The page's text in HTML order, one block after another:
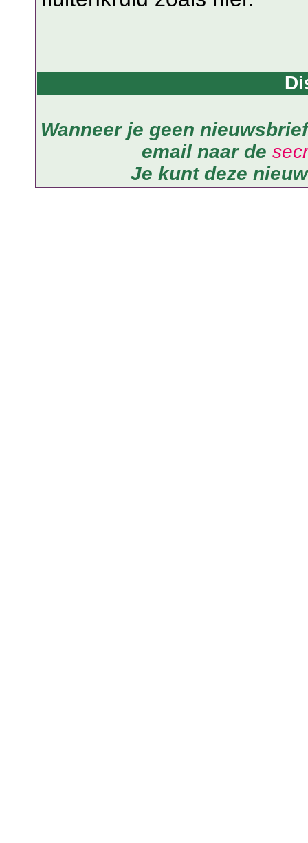
Wanneer je geen
email naar de
Je kunt deze